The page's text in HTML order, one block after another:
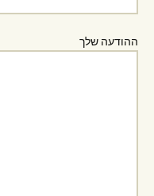
ההודעה שלך